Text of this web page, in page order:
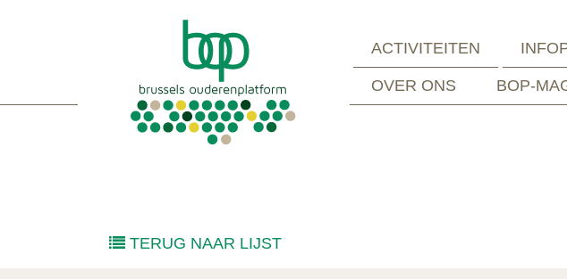
ACTIVITEITEN
OVER ONS BOP-
TERUG NAAR LIJST